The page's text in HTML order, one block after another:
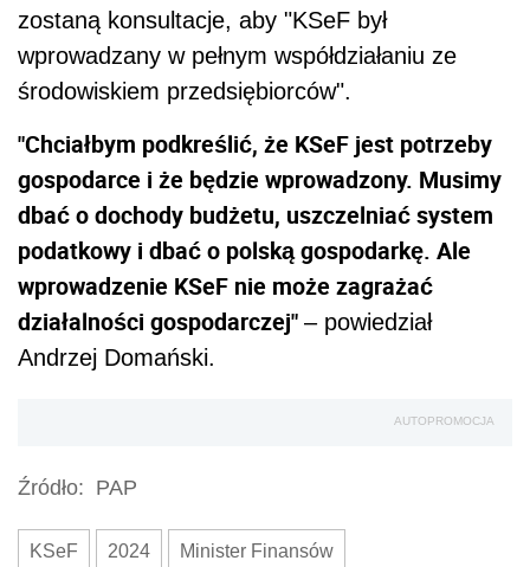
zostaną konsultacje, aby "KSeF był
wprowadzany w pełnym współdziałaniu ze
środowiskiem przedsiębiorców".
"Chciałbym podkreślić, że KSeF jest potrzeby
gospodarce i że będzie wprowadzony. Musimy
dbać o dochody budżetu, uszczelniać system
podatkowy i dbać o polską gospodarkę. Ale
wprowadzenie KSeF nie może zagrażać
działalności gospodarczej" – powiedział
Andrzej Domański.
AUTOPROMOCJA
Źródło: PAP
KSeF 2024 Minister Finansów